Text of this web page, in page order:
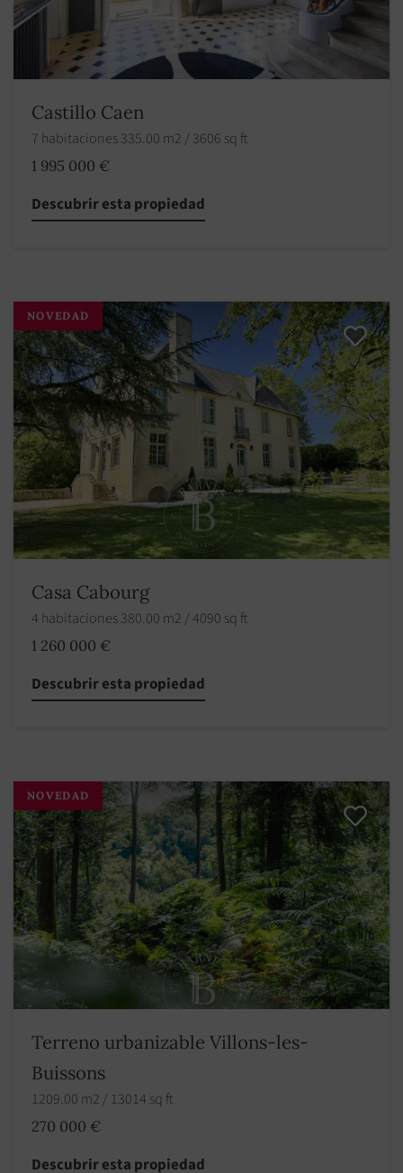
Castillo Caen
7 habitaciones 335.00 m2 / 3606 sq ft
1 995 000 €
Descubrir esta propiedad
NOVEDAD
Casa Cabourg
4 habitaciones 380.00 m2 / 4090 sq ft
1 260 000 €
Descubrir esta propiedad
NOVEDAD
Terreno urbanizable Villons-les-
Buissons
1209.00 m2 / 13014 sq ft
270 000 €
Descubrir esta propiedad